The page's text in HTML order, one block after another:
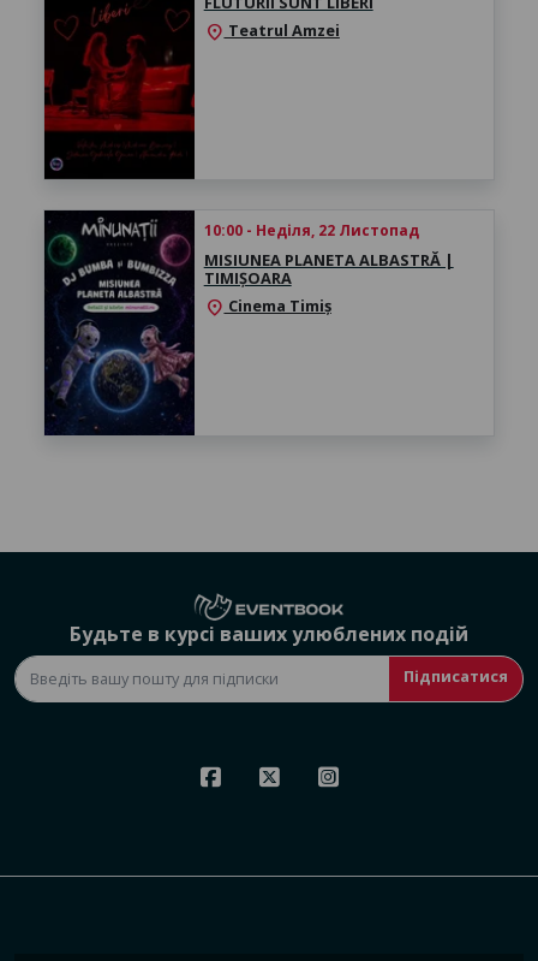
location_on Teatrul Amzei
10:00 - Неділя, 22 Листопад
MISIUNEA PLANETA ALBASTRĂ |
TIMIȘOARA
location_on Cinema Timiș
Будьте в курсі ваших улюблених подій
Підписатися